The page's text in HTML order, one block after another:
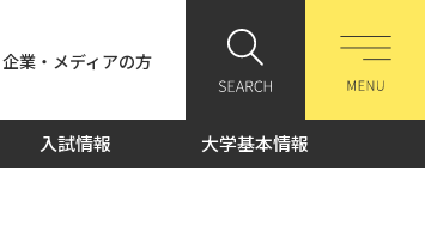
企業・メディアの方
入試情報 大学基本情報